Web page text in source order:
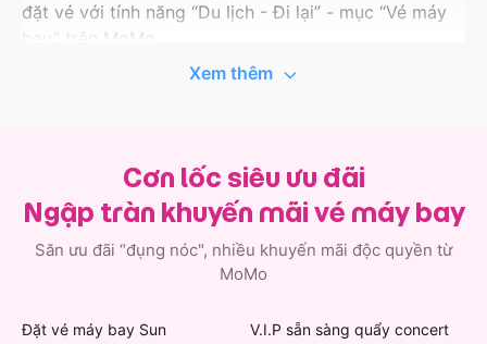
đặt vé với tính năng “Du lịch - Đi lại” - mục “Vé máy
bay” trên MoMo.
Ứng dụng MoMo liên tục cập nhật thông tin hành
Airways, Pacific Airlines… Vì vậy, khi đặt vé máy bay
đi Hồ Chí Minh trên MoMo, bạn còn có cơ hội nhận
thêm các ưu đãi độc quyền đầy bất ngờ. Việc quản lý
hành trình bay của bạn cũng đơn giản hơn khi thông
tin vé máy bay Hồ Chí Minh đi Côn Đảo được lưu
Không chỉ có vé đi Côn Đảo, MoMo còn có vô vàn
Xem thêm
Cơn lốc siêu ưu đãi
Ngập tràn khuyến mãi vé máy bay
Săn ưu đãi “đụng nóc", nhiều khuyến mãi độc quyền từ
MoMo
Đặt vé máy bay Sun
V.I.P sẵn sàng quẩy concert